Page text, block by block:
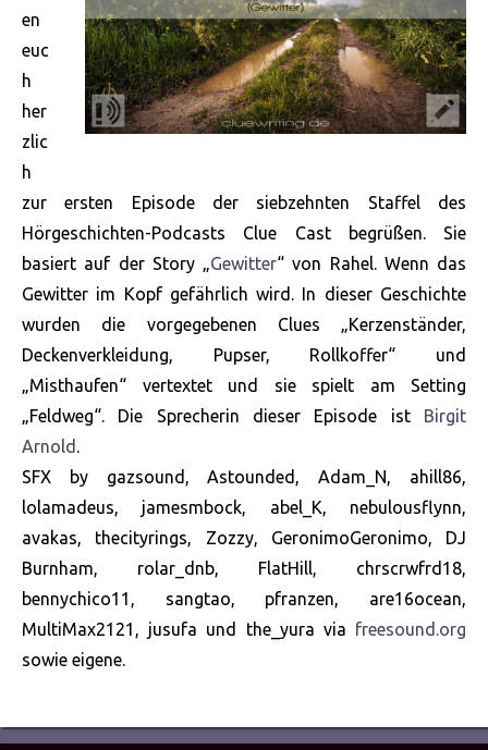
en
euc
h
her
zlic
h
zur ersten Episode der siebzehnten Staffel des
Hörgeschichten-Podcasts Clue Cast begrüßen. Sie
basiert auf der Story „Gewitter“ von Rahel. Wenn das
Gewitter im Kopf gefährlich wird. In dieser Geschichte
wurden die vorgegebenen Clues „Kerzenständer,
Deckenverkleidung, Pupser, Rollkoffer“ und
„Misthaufen“ vertextet und sie spielt am Setting
„Feldweg“. Die Sprecherin dieser Episode ist Birgit
Arnold .
SFX by gazsound, Astounded, Adam_N, ahill86,
lolamadeus, jamesmbock, abel_K, nebulousflynn,
avakas, thecityrings, Zozzy, GeronimoGeronimo, DJ
Burnham, rolar_dnb, FlatHill, chrscrwfrd18,
bennychico11, sangtao, pfranzen, are16ocean,
MultiMax2121, jusufa und the_yura via freesound.org
sowie eigene.